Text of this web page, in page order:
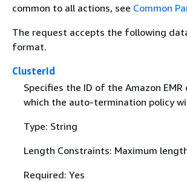
common to all actions, see Common
The request accepts the following
format.
ClusterId
Specifies the ID of the Amazon
which the auto-termination policy
Type: String
Length Constraints: Maximum
Required: Yes